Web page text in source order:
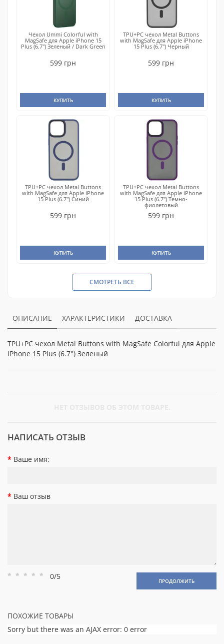
Чехол Ummi Colorful with
MagSafe для Apple iPhone 15
Plus (6.7") Зеленый / Dark Green
599 грн
КУПИТЬ
TPU+PC чехол Metal Buttons
with MagSafe для Apple iPhone
15 Plus (6.7") Черный
599 грн
КУПИТЬ
TPU+PC чехол Metal Buttons
with MagSafe для Apple iPhone
15 Plus (6.7") Синий
599 грн
КУПИТЬ
TPU+PC чехол Metal Buttons
with MagSafe для Apple iPhone
15 Plus (6.7") Темно-
фиолетовый
599 грн
КУПИТЬ
СМОТРЕТЬ ВСЕ
ОПИСАНИЕ ХАРАКТЕРИСТИКИ ДОСТАВКА
TPU+PC чехол Metal Buttons with MagSafe Colorful для Apple
iPhone 15 Plus (6.7") Зеленый
НАПИСАТЬ ОТЗЫВ
Ваше имя:
Ваш отзыв
Рейтинг
Рейтинг
Рейтинг
Рейтинг
Рейтинг
0/5 ПРОДОЛЖИТЬ
ПОХОЖИЕ ТОВАРЫ
Sorry but there was an AJAX error: 0 error